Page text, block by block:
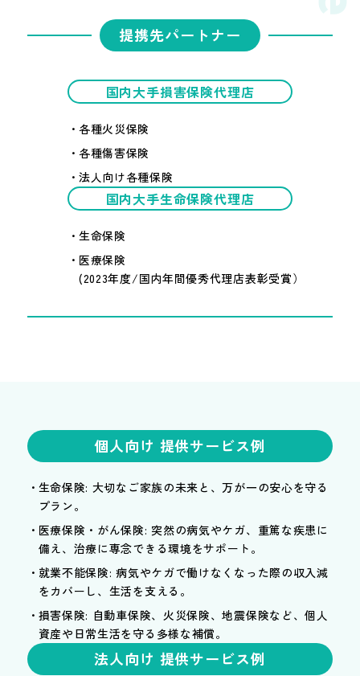
提携先パートナー
国内大手損害保険代理店
各種火災保険
各種傷害保険
法人向け各種保険
国内大手生命保険代理店
生命保険
医療保険
(2023年度/国内年間優秀代理店表彰受賞）
個人向け 提供サービス例
生命保険: 大切なご家族の未来と、万が一の安心を守る
プラン。
医療保険・がん保険: 突然の病気やケガ、重篤な疾患に
備え、治療に専念できる環境をサポート。
就業不能保険: 病気やケガで働けなくなった際の収入減
をカバーし、生活を支える。
損害保険: 自動車保険、火災保険、地震保険など、個人
資産や日常生活を守る多様な補償。
法人向け 提供サービス例